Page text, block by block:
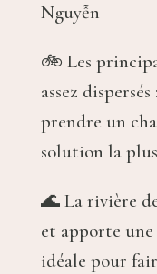
Nguyễn
🚲 Les
assez
prendre un
solution la
🌊 La rivière
et apporte
idéale pour